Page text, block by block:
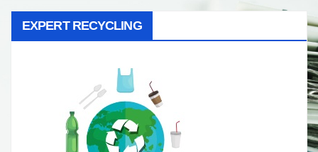
EXPERT RECYCLING